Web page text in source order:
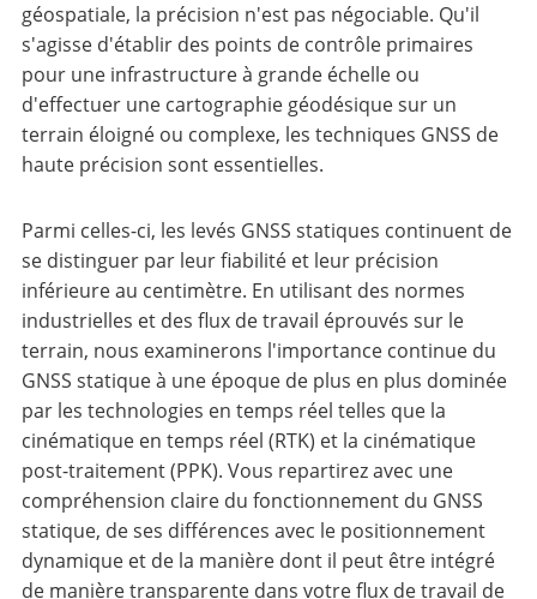
géospatiale, la précision n'est pas négociable. Qu'il
s'agisse d'établir des points de contrôle primaires
pour une infrastructure à grande échelle ou
d'effectuer une cartographie géodésique sur un
terrain éloigné ou complexe, les techniques GNSS de
haute précision sont essentielles.
Parmi celles-ci, les levés GNSS statiques continuent de
se distinguer par leur fiabilité et leur précision
inférieure au centimètre. En utilisant des normes
industrielles et des flux de travail éprouvés sur le
terrain, nous examinerons l'importance continue du
GNSS statique à une époque de plus en plus dominée
par les technologies en temps réel telles que la
cinématique en temps réel (RTK) et la cinématique
post-traitement (PPK). Vous repartirez avec une
compréhension claire du fonctionnement du GNSS
statique, de ses différences avec le positionnement
dynamique et de la manière dont il peut être intégré
de manière transparente dans votre flux de travail de